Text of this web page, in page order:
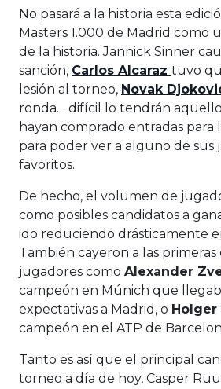
No pasará a la historia esta
Masters 1.000 de Madrid como
de la historia. Jannick Sinner
sanción, Carlos Alcaraz tuvo
lesión al torneo, Novak
ronda… difícil lo tendrán
hayan comprado entradas para
para poder ver a alguno de sus
favoritos.
De hecho, el volumen de
como posibles candidatos a
ido reduciendo drásticamente
También cayeron a las primeras
jugadores como Alexander
campeón en Múnich que
expectativas a Madrid, o Holger
campeón en el ATP de
Tanto es así que el principal
torneo a día de hoy, Casper